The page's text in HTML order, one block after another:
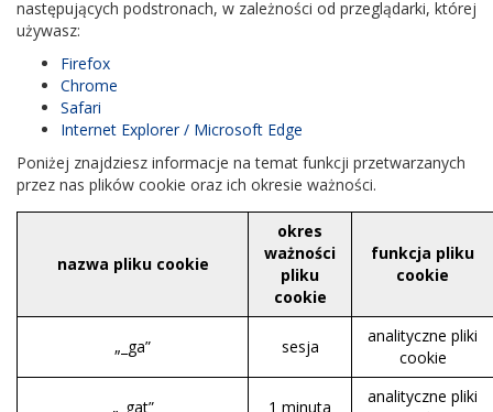
następujących podstronach, w zależności od przeglądarki, której
używasz:
Firefox
Chrome
Safari
Internet Explorer / Microsoft Edge
Poniżej znajdziesz informacje na temat funkcji przetwarzanych
przez nas plików cookie oraz ich okresie ważności.
nazwa pliku cookie
okres
ważności
pliku
cookie
funkcja pliku
cookie
„_ga” sesja
analityczne pliki
cookie
„_gat” 1 minuta
analityczne pliki